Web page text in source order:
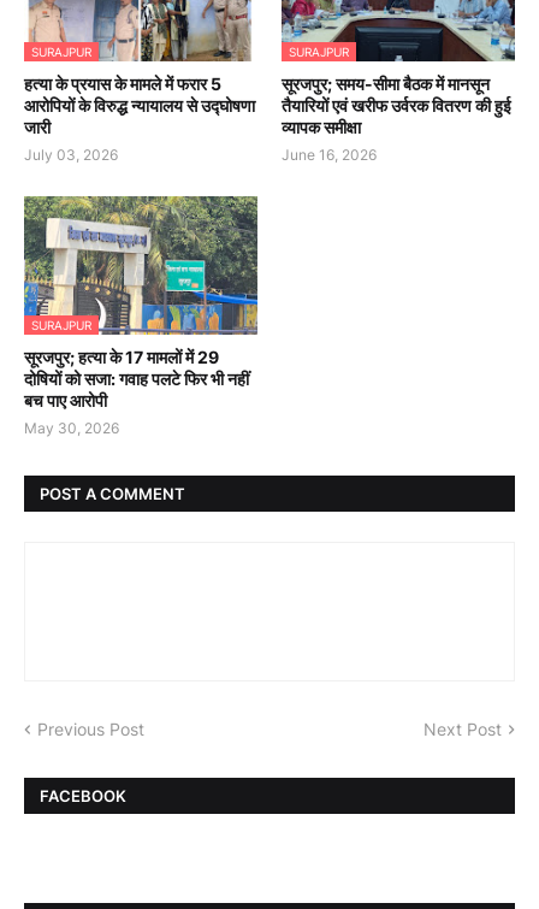
SURAJPUR
हत्या के प्रयास के मामले में फरार 5
आरोपियों के विरुद्ध न्यायालय से उद्घोषणा
जारी
July 03, 2026
SURAJPUR
सूरजपुर; समय-सीमा बैठक में मानसून
तैयारियों एवं खरीफ उर्वरक वितरण की हुई
व्यापक समीक्षा
June 16, 2026
SURAJPUR
सूरजपुर; हत्या के 17 मामलों में 29
दोषियों को सजा: गवाह पलटे फिर भी नहीं
बच पाए आरोपी
May 30, 2026
POST A COMMENT
Previous Post Next Post
FACEBOOK